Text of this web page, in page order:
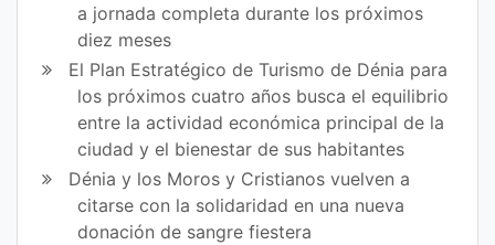
a jornada completa durante los próximos
diez meses
El Plan Estratégico de Turismo de Dénia para
los próximos cuatro años busca el equilibrio
entre la actividad económica principal de la
ciudad y el bienestar de sus habitantes
Dénia y los Moros y Cristianos vuelven a
citarse con la solidaridad en una nueva
donación de sangre fiestera